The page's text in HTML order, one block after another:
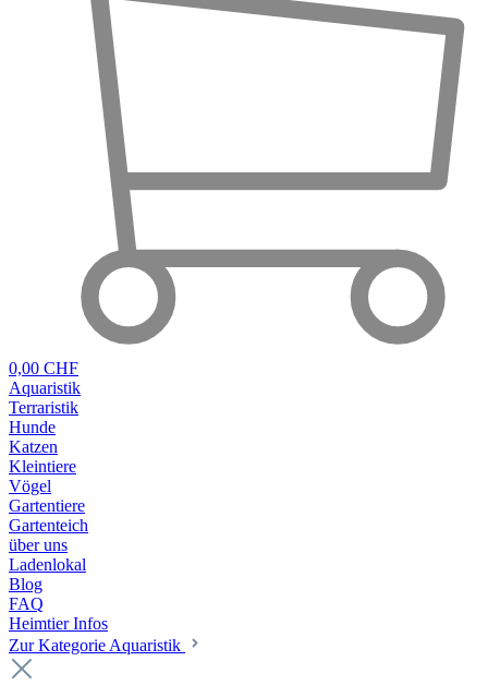
0,00 CHF
Aquaristik
Terraristik
Hunde
Katzen
Kleintiere
Vögel
Gartentiere
Gartenteich
über uns
Ladenlokal
Blog
FAQ
Heimtier Infos
Zur Kategorie Aquaristik